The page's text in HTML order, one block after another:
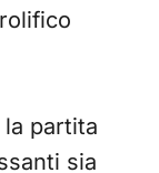
partita
sia